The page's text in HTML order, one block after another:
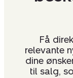
Få
relevante
dine
til salg,